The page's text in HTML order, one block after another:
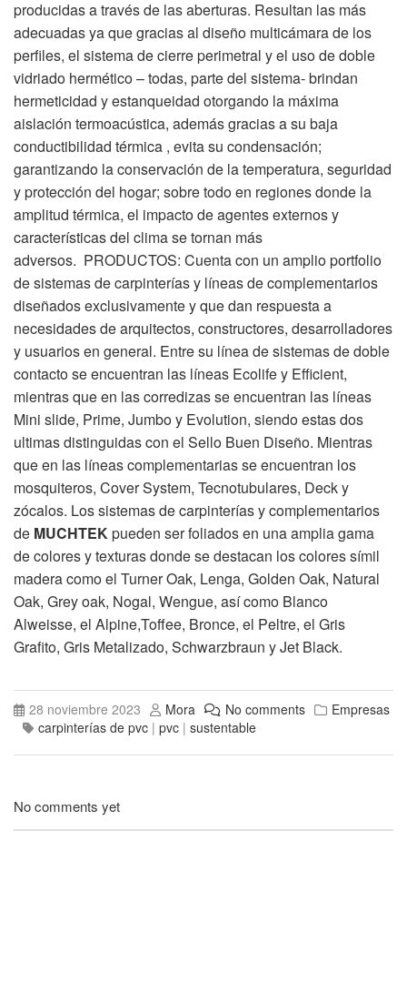
producidas a través de las aberturas. Resultan las más
adecuadas ya que gracias al diseño multicámara de los
perfiles, el sistema de cierre perimetral y el uso de doble
vidriado hermético – todas, parte del sistema- brindan
hermeticidad y estanqueidad otorgando la máxima
aislación termoacústica, además gracias a su baja
conductibilidad térmica , evita su condensación;
garantizando la conservación de la temperatura, seguridad
y protección del hogar; sobre todo en regiones donde la
amplitud térmica, el impacto de agentes externos y
características del clima se tornan más
adversos. PRODUCTOS: Cuenta con un amplio portfolio
de sistemas de carpinterías y líneas de complementarios
diseñados exclusivamente y que dan respuesta a
necesidades de arquitectos, constructores, desarrolladores
y usuarios en general. Entre su línea de sistemas de doble
contacto se encuentran las líneas Ecolife y Efficient,
mientras que en las corredizas se encuentran las líneas
Mini slide, Prime, Jumbo y Evolution, siendo estas dos
ultimas distinguidas con el Sello Buen Diseño. Mientras
que en las líneas complementarias se encuentran los
mosquiteros, Cover System, Tecnotubulares, Deck y
zócalos. Los sistemas de carpinterías y complementarios
de MUCHTEK pueden ser foliados en una amplia gama
de colores y texturas donde se destacan los colores símil
madera como el Turner Oak, Lenga, Golden Oak, Natural
Oak, Grey oak, Nogal, Wengue, así como Blanco
Alweisse, el Alpine,Toffee, Bronce, el Peltre, el Gris
Grafito, Gris Metalizado, Schwarzbraun y Jet Black.
28 noviembre 2023 Mora No comments
Empresas
carpinterías de pvc | pvc | sustentable
No comments yet